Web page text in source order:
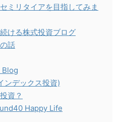
ミリタイアを目指してみま
ける株式投資ブログ
話
ンデックス投資)
資？
Happy Life